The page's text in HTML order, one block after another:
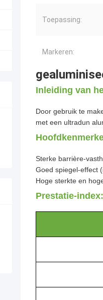
Toepassing:
Markeren:
Inleiding van
Door gebruik te
met een ultradun
Sterke barrière-
Goed spiegel-effect
Hoge sterkte en
Prestatie-index: